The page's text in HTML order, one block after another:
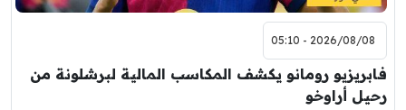
2026/08/08 - 05:10
فابريزيو رومانو يكشف المكاسب المالية لبرشلونة من
رحيل أراوخو